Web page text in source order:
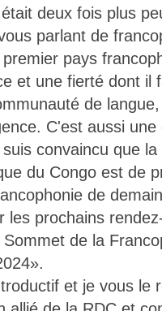
deux fois plus
parlant de
pays
et une fierté dont il
de
C'est aussi
convaincu que
du Congo est de
de
les prochains
de la
et je vous le